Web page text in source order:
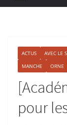
ACTUS
AVEC LE
MANCHE
ORNE
pour